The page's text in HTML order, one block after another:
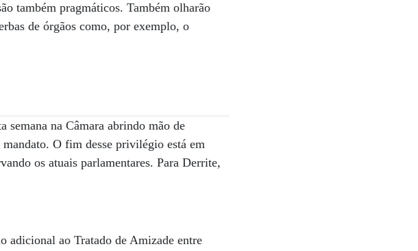
também pragmáticos. Também olharão
de órgãos como, por exemplo, o
semana na Câmara abrindo mão de
O fim desse privilégio está em
os atuais parlamentares. Para Derrite,
adicional ao Tratado de Amizade entre